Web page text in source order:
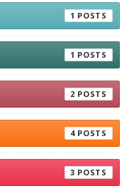
1
1
2
4
3